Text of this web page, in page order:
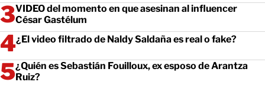
VIDEO del momento en que asesinan al influencer
César Gastélum
¿El video filtrado de Naldy Saldaña es real o fake?
¿Quién es Sebastián Fouilloux, ex esposo de Arantza
Ruiz?